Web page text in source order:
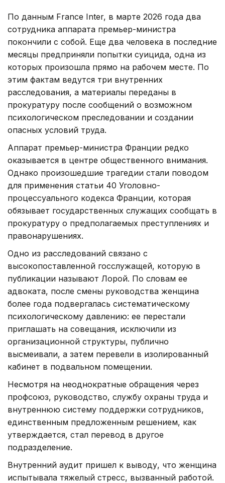
По данным France Inter, в марте 2026 года два
сотрудника аппарата премьер-министра
покончили с собой. Еще два человека в последние
месяцы предприняли попытки суицида, одна из
которых произошла прямо на рабочем месте. По
этим фактам ведутся три внутренних
расследования, а материалы переданы в
прокуратуру после сообщений о возможном
психологическом преследовании и создании
опасных условий труда.
Аппарат премьер-министра Франции редко
оказывается в центре общественного внимания.
Однако произошедшие трагедии стали поводом
для применения статьи 40 Уголовно-
процессуального кодекса Франции, которая
обязывает государственных служащих сообщать в
прокуратуру о предполагаемых преступлениях и
правонарушениях.
Одно из расследований связано с
высокопоставленной госслужащей, которую в
публикации называют Лорой. По словам ее
адвоката, после смены руководства женщина
более года подвергалась систематическому
психологическому давлению: ее перестали
приглашать на совещания, исключили из
организационной структуры, публично
высмеивали, а затем перевели в изолированный
кабинет в подвальном помещении.
Несмотря на неоднократные обращения через
профсоюз, руководство, службу охраны труда и
внутреннюю систему поддержки сотрудников,
единственным предложенным решением, как
утверждается, стал перевод в другое
подразделение.
Внутренний аудит пришел к выводу, что женщина
испытывала тяжелый стресс, вызванный работой.